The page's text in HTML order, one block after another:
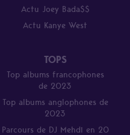
Actu Joey Bada$$
Actu Kanye West
TOPS
Top albums francophones
de 2023
Top albums anglophones de
2023
Parcours de DJ Mehdi en 20